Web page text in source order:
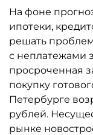
На фоне
ипотеки,
решать
с неплатежами
просроченная
покупку
Петербурге
рублей.
рынке